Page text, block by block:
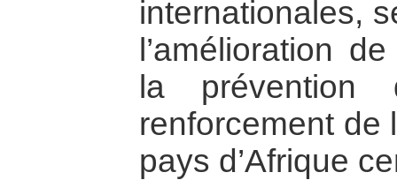
internationales,
l’amélioration
la
renforcement de
pays d’Afrique